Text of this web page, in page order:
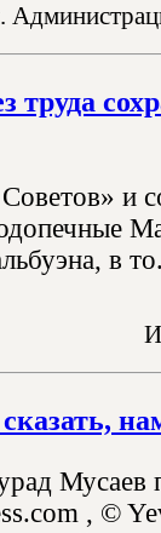
и
в
Мусаев
, ©